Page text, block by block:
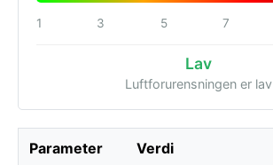
1 3 5 7
Lav
Luftforurensningen er lav
Parameter Verdi